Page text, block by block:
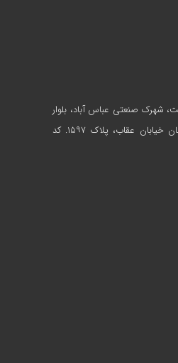
شهرک صنعتی عباس آباد، بلوار
سعدی، خیابان یکم بوستان خیابان عقاب، پلاک ۱۵۹۷. کد